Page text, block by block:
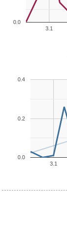
3.1
0.0
3.1
0.0
0.2
0.4